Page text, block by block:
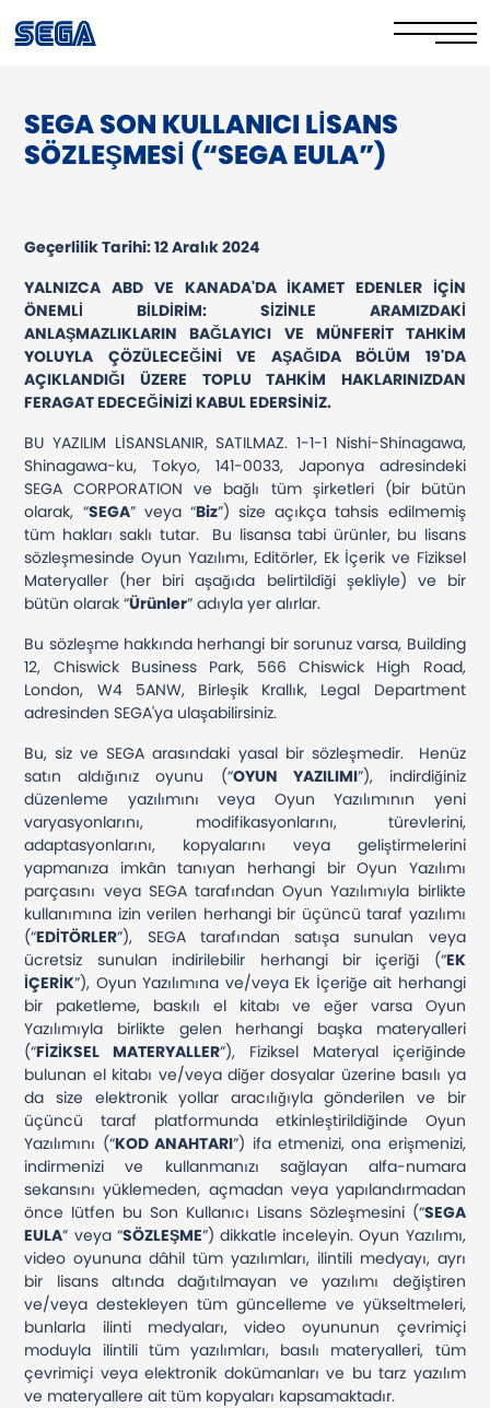
Privacy Policy/EULA
Cookie Policy
Corporate Governance
FAQs & Contact Us
SEGA SON KULLANICI LİSANS
SÖZLEŞMESİ (“SEGA EULA”)
Geçerlilik Tarihi: 12 Aralık 2024
YALNIZCA ABD VE KANADA'DA İKAMET EDENLER İÇİN
ÖNEMLİ BİLDİRİM: SİZİNLE ARAMIZDAKİ
ANLAŞMAZLIKLARIN BAĞLAYICI VE MÜNFERİT TAHKİM
YOLUYLA ÇÖZÜLECEĞİNİ VE AŞAĞIDA BÖLÜM 19'DA
AÇIKLANDIĞI ÜZERE TOPLU TAHKİM HAKLARINIZDAN
FERAGAT EDECEĞİNİZİ KABUL EDERSİNİZ.
BU YAZILIM LİSANSLANIR, SATILMAZ. 1-1-1 Nishi-Shinagawa,
Shinagawa-ku, Tokyo, 141-0033, Japonya adresindeki
SEGA CORPORATION ve bağlı tüm şirketleri (bir bütün
olarak, “SEGA” veya “Biz”) size açıkça tahsis edilmemiş
tüm hakları saklı tutar. Bu lisansa tabi ürünler, bu lisans
sözleşmesinde Oyun Yazılımı, Editörler, Ek İçerik ve Fiziksel
Materyaller (her biri aşağıda belirtildiği şekliyle) ve bir
bütün olarak “Ürünler” adıyla yer alırlar.
Bu sözleşme hakkında herhangi bir sorunuz varsa, Building
12, Chiswick Business Park, 566 Chiswick High Road,
London, W4 5ANW, Birleşik Krallık, Legal Department
adresinden SEGA'ya ulaşabilirsiniz.
Bu, siz ve SEGA arasındaki yasal bir sözleşmedir. Henüz
satın aldığınız oyunu (“OYUN YAZILIMI”), indirdiğiniz
düzenleme yazılımını veya Oyun Yazılımının yeni
varyasyonlarını, modifikasyonlarını, türevlerini,
adaptasyonlarını, kopyalarını veya geliştirmelerini
yapmanıza imkân tanıyan herhangi bir Oyun Yazılımı
parçasını veya SEGA tarafından Oyun Yazılımıyla birlikte
kullanımına izin verilen herhangi bir üçüncü taraf yazılımı
(“EDİTÖRLER”), SEGA tarafından satışa sunulan veya
ücretsiz sunulan indirilebilir herhangi bir içeriği (“EK
İÇERİK”), Oyun Yazılımına ve/veya Ek İçeriğe ait herhangi
bir paketleme, baskılı el kitabı ve eğer varsa Oyun
Yazılımıyla birlikte gelen herhangi başka materyalleri
(“FİZİKSEL MATERYALLER”), Fiziksel Materyal içeriğinde
bulunan el kitabı ve/veya diğer dosyalar üzerine basılı ya
da size elektronik yollar aracılığıyla gönderilen ve bir
üçüncü taraf platformunda etkinleştirildiğinde Oyun
Yazılımını (“KOD ANAHTARI”) ifa etmenizi, ona erişmenizi,
indirmenizi ve kullanmanızı sağlayan alfa-numara
sekansını yüklemeden, açmadan veya yapılandırmadan
önce lütfen bu Son Kullanıcı Lisans Sözleşmesini (“SEGA
EULA” veya “SÖZLEŞME”) dikkatle inceleyin. Oyun Yazılımı,
video oyununa dâhil tüm yazılımları, ilintili medyayı, ayrı
bir lisans altında dağıtılmayan ve yazılımı değiştiren
ve/veya destekleyen tüm güncelleme ve yükseltmeleri,
bunlarla ilinti medyaları, video oyununun çevrimiçi
moduyla ilintili tüm yazılımları, basılı materyalleri, tüm
çevrimiçi veya elektronik dokümanları ve bu tarz yazılım
ve materyallere ait tüm kopyaları kapsamaktadır.